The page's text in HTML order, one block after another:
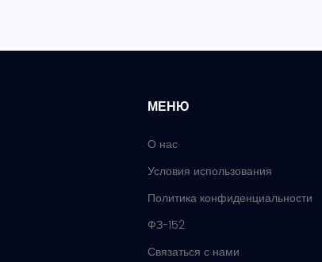
МЕНЮ
О нас
Условия использования
Политика конфиденциальности
ФЗ-152
Связаться с нами